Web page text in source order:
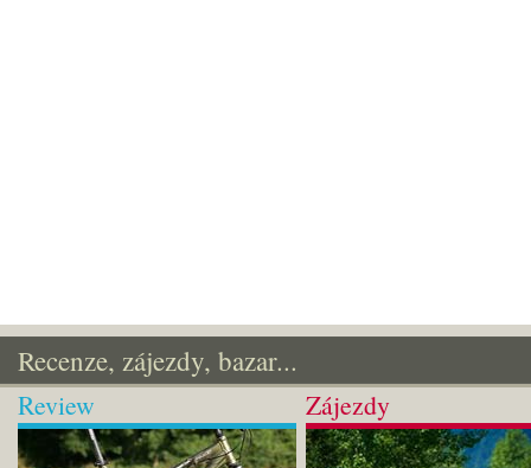
Recenze, zájezdy, bazar...
Review Zájezdy